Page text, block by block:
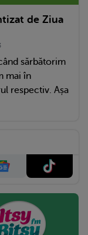
de Ziua
sărbătorim
mai în
respectiv. Așa